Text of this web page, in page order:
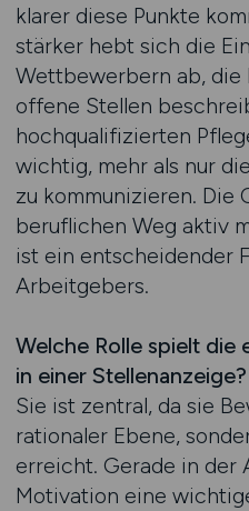
klarer diese Punkte
stärker hebt sich die
Wettbewerbern ab, die
offene Stellen
hochqualifizierten
wichtig, mehr als nur
zu kommunizieren. Die
beruflichen Weg aktiv
ist ein entscheidender
Arbeitgebers.
Welche Rolle spielt die
in einer Stellenanzeige?
Sie ist zentral, da sie
rationaler Ebene,
erreicht. Gerade in der
Motivation eine